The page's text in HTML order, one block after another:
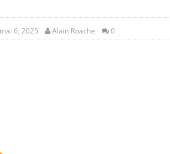
mai 6, 2025 Alain Roache 0